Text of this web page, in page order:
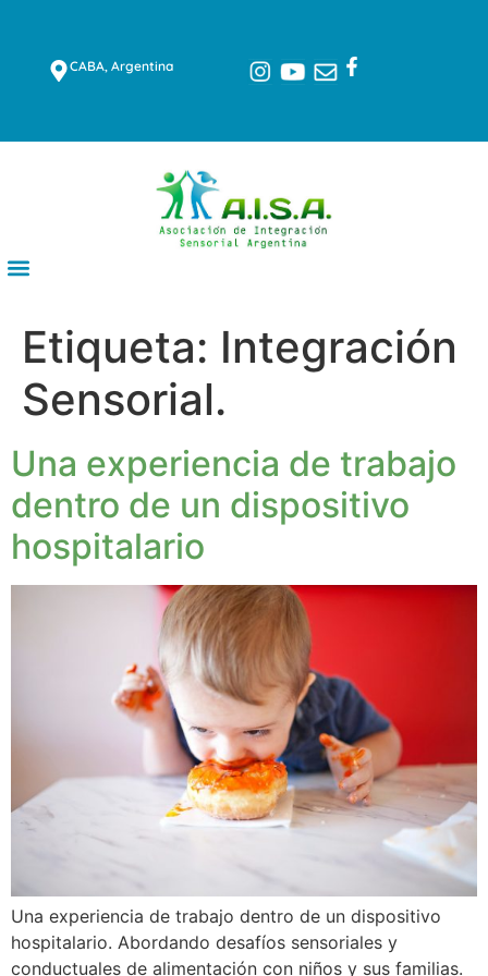
CABA, Argentina
Etiqueta: Integración
Sensorial.
Una experiencia de trabajo
dentro de un dispositivo
hospitalario
Una experiencia de trabajo dentro de un dispositivo
hospitalario. Abordando desafíos sensoriales y
conductuales de alimentación con niños y sus familias.